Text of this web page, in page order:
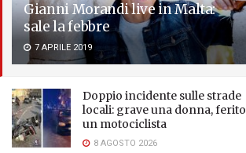
Gianni Morandi live in Malta:
sale la febbre
7 APRILE 2019
Doppio incidente sulle strade
locali: grave una donna, ferito
un motociclista
8 AGOSTO 2026